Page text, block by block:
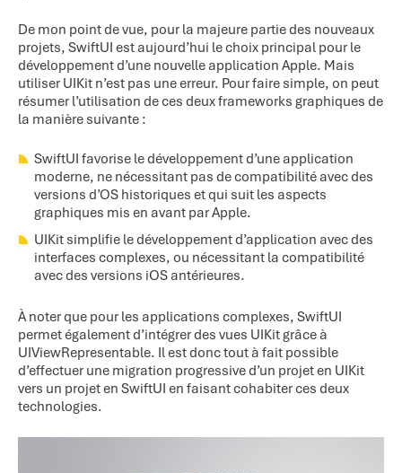
De mon point de vue, pour la majeure partie des nouveaux
projets, SwiftUI est aujourd’hui le choix principal pour le
développement d’une nouvelle application Apple. Mais
utiliser UIKit n’est pas une erreur. Pour faire simple, on peut
résumer l’utilisation de ces deux frameworks graphiques de
la manière suivante :
SwiftUI favorise le développement d’une application
moderne, ne nécessitant pas de compatibilité avec des
versions d’OS historiques et qui suit les aspects
graphiques mis en avant par Apple.
UIKit simplifie le développement d’application avec des
interfaces complexes, ou nécessitant la compatibilité
avec des versions iOS antérieures.
À noter que pour les applications complexes, SwiftUI
permet également d’intégrer des vues UIKit grâce à
UIViewRepresentable. Il est donc tout à fait possible
d’effectuer une migration progressive d’un projet en UIKit
vers un projet en SwiftUI en faisant cohabiter ces deux
technologies.